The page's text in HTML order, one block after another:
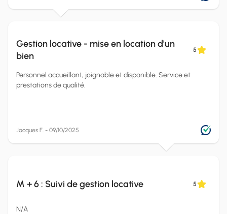
Gestion locative - mise en location d'un
bien
5
Personnel accueillant, joignable et disponible. Service et
prestations de qualité.
Jacques F. - 09/10/2025
M + 6 : Suivi de gestion locative 5
N/A